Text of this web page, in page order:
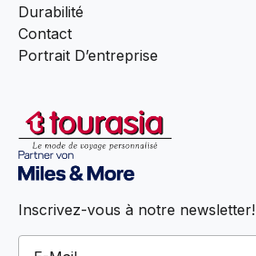
Durabilité
Contact
Portrait D’entreprise
Inscrivez-vous à notre newsletter!